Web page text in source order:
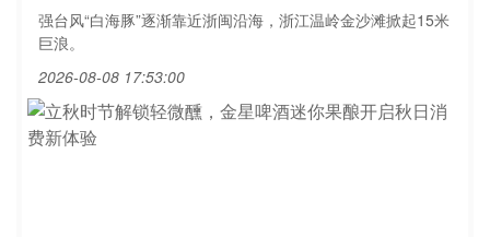
强台风“白海豚”逐渐靠近浙闽沿海，浙江温岭金沙滩掀起15米
巨浪。
2026-08-08 17:53:00